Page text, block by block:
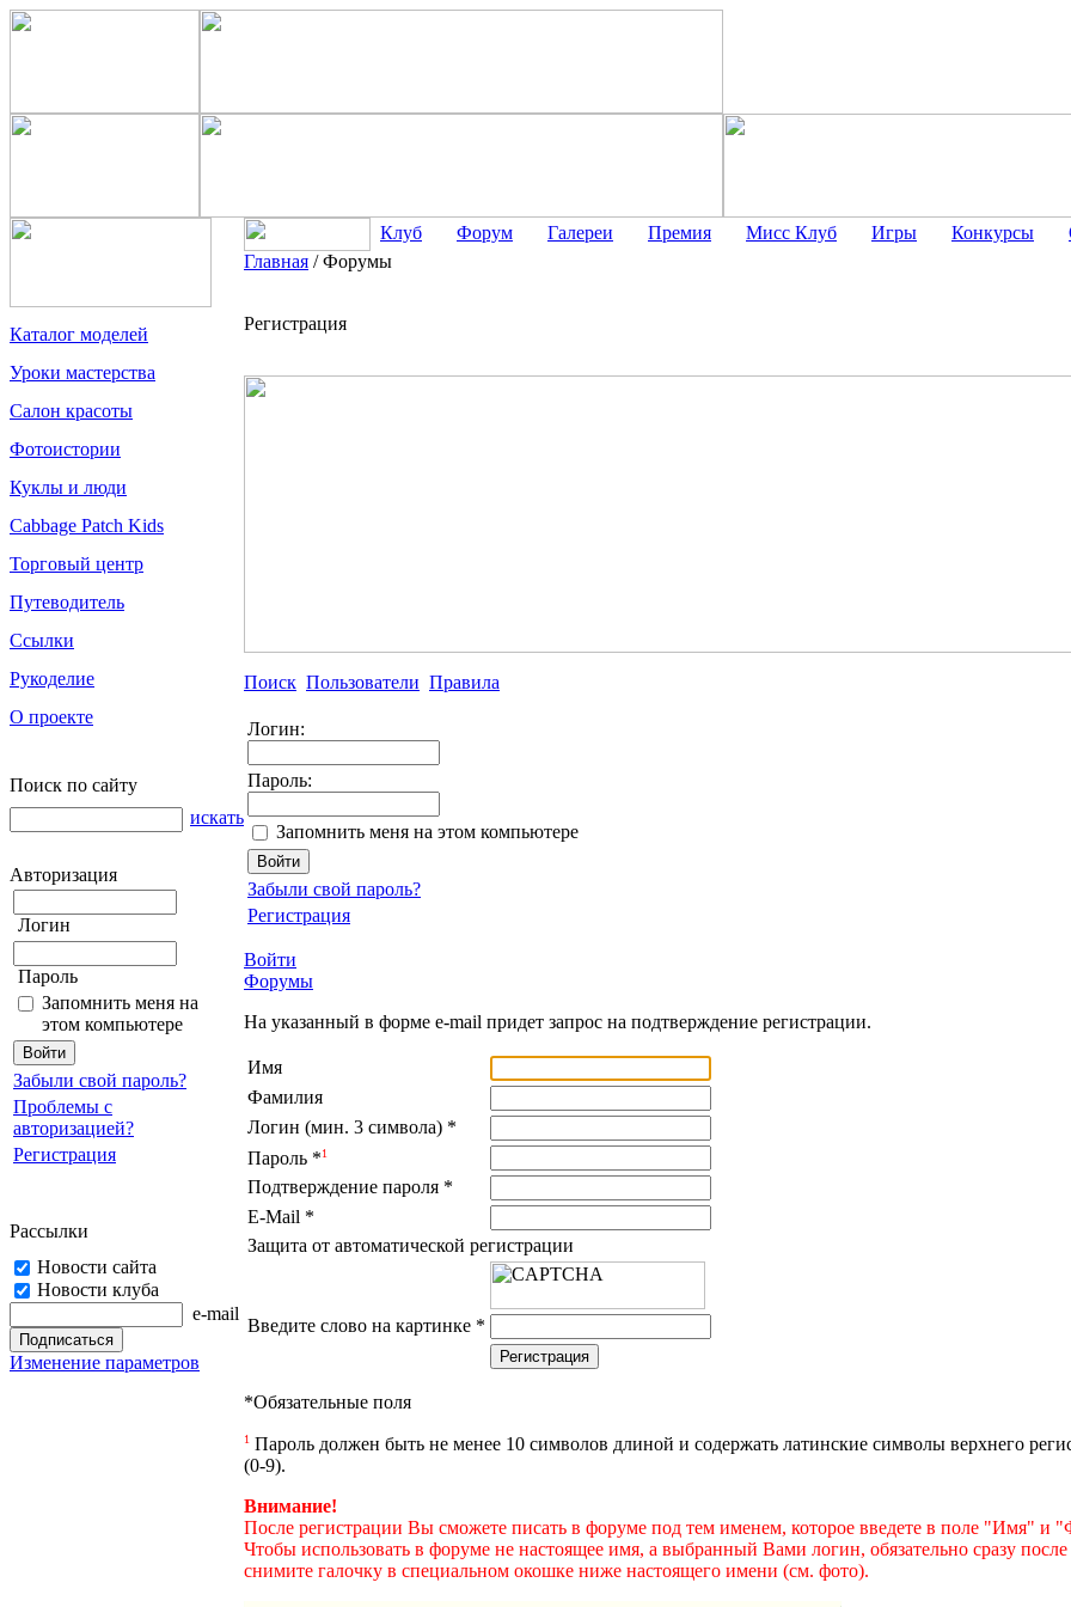
Каталог моделей
Уроки мастерства
Салон красоты
Фотоистории
Куклы и люди
Cabbage Patch Kids
Торговый центр
Путеводитель
Ссылки
Рукоделие
О проекте
Поиск по сайту
искать
Авторизация
Логин
Пароль
Запомнить меня на
этом компьютере
Забыли свой пароль?
Проблемы с
авторизацией?
Регистрация
Рассылки
Новости сайта
Новости клуба
e-mail
Изменение параметров
Клуб Форум Галереи Премия Мисс Клуб Игры Конкурсы
Главная /Форумы
Регистрация
Поиск Пользователи Правила
Логин:
Пароль:
Запомнить меня на этом компьютере
Забыли свой пароль?
Регистрация
Войти
Форумы
На указанный в форме e-mail придет запрос на подтверждение регистрации.
Имя
Фамилия
Логин (мин. 3 символа) *
Пароль *1
Подтверждение пароля *
E-Mail *
Защита от автоматической регистрации
Введите слово на картинке *
*Обязательные поля
1 Пароль должен быть не менее 10 символов длиной и содержать латинские символы верхнего
(0-9).
Внимание!
После регистрации Вы сможете писать в форуме под тем именем, которое введете в поле "Имя" и
Чтобы использовать в форуме не настоящее имя, а выбранный Вами логин, обязательно сразу
снимите галочку в специальном окошке ниже настоящего имени (см. фото).